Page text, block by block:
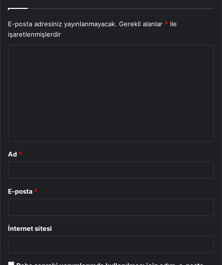
E-posta adresiniz yayınlanmayacak. Gerekli alanlar * ile
işaretlenmişlerdir
Ad *
E-posta *
İnternet sitesi